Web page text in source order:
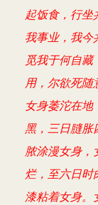
起饭食，行坐
我事业，我今
觅我于何自藏
用，尔欲死随
女身萎沱在
黑，三日膖胀
脓涂漫女身，
烂，至六日时
漆粘着女身。